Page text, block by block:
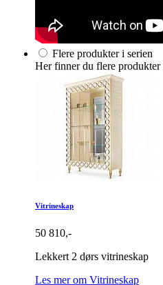
Flere produkter i serien
Her finner du flere produkter
Vitrineskap
50 810,-
Lekkert 2 dørs vitrineskap
Les mer om Vitrineskap